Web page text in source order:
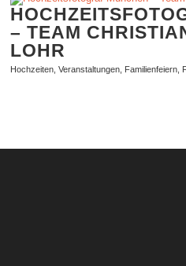
Zum
springen
– TEAM
LOHR
Hochzeiten, Veranstaltungen, Familienfeiern,